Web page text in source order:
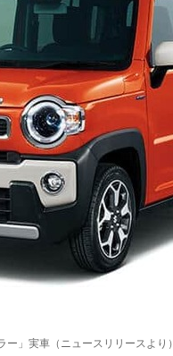
ー」実車（ニュースリリースより）